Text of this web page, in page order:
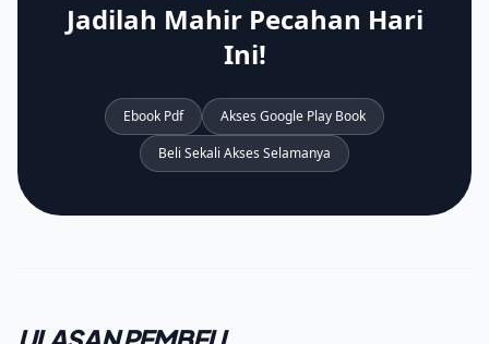
Jadilah Mahir Pecahan Hari
Ini!
Ebook Pdf
Akses Google Play Book
Beli Sekali Akses Selamanya